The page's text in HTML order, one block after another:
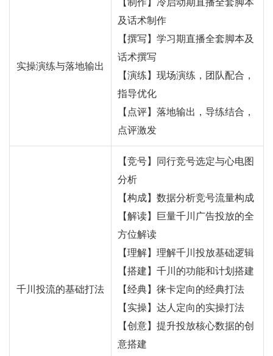
实操演练与落地输出
【制作】冷启动期直播全套脚本
及话术制作
【撰写】学习期直播全套脚本及
话术撰写
【演练】现场演练，团队配合，
指导优化
【点评】落地输出，导练结合，
点评激发
千川投流的基础打法
【竞号】同行竞号选定与心电图
分析
【构成】数据分析竞号流量构成
【解读】巨量千川广告投放的全
方位解读
【理解】理解千川投放基础逻辑
【搭建】千川的功能和计划搭建
【经典】徕卡定向的经典打法
【实操】达人定向的实操打法
【创意】提升投放核心数据的创
意搭建